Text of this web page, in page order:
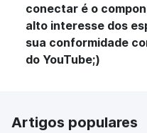
conectar é o
alto interesse dos
sua conformidade
do YouTube;)
Artigos populares